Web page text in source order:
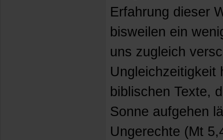
Erfahrung dieser
bisweilen ein
uns zugleich
Ungleichzeitigkeit
biblischen Texte,
Sonne aufgehen
Ungerechte (Mt